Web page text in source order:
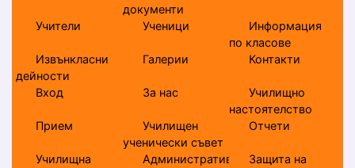
документи
Учители Ученици
Информация
по класове
Извънкласни
дейности
Галерии Контакти
Вход За нас
Училищно
настоятелство
Прием
Училищен
ученически съвет
Отчети
Училищна
Административни
Защита на